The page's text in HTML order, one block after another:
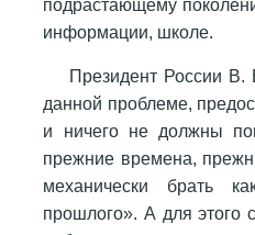
подрастающему
информации, школе.
Президент России
данной проблеме,
и ничего не должны
прежние времена,
механически брать
прошлого». А для этого